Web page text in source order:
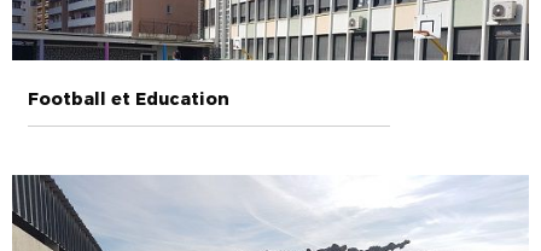
Football et Education